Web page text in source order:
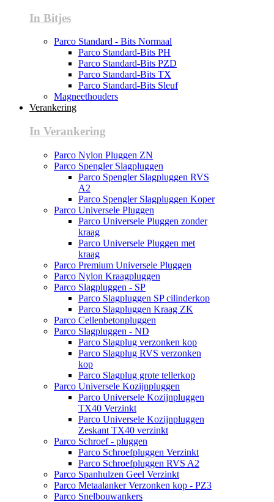
In Bitjes
Parco Standard - Bits Normaal
Parco Standard-Bits PH
Parco Standard-Bits PZD
Parco Standard-Bits TX
Parco Standard-Bits Sleuf
Magneethouders
Verankering
In Verankering
Parco Nylon Pluggen ZN
Parco Spengler Slagpluggen
Parco Spengler Slagpluggen RVS
A2
Parco Spengler Slagpluggen Koper
Parco Universele Pluggen
Parco Universele Pluggen zonder
kraag
Parco Universele Pluggen met
kraag
Parco Premium Universele Pluggen
Parco Nylon Kraagpluggen
Parco Slagpluggen - SP
Parco Slagpluggen SP cilinderkop
Parco Slagpluggen Kraag ZK
Parco Cellenbetonpluggen
Parco Slagpluggen - ND
Parco Slagplug verzonken kop
Parco Slagplug RVS verzonken
kop
Parco Slagplug grote tellerkop
Parco Universele Kozijnpluggen
Parco Universele Kozijnpluggen
TX40 Verzinkt
Parco Universele Kozijnpluggen
Zeskant TX40 verzinkt
Parco Schroef - pluggen
Parco Schroefpluggen Verzinkt
Parco Schroefpluggen RVS A2
Parco Spanhulzen Geel Verzinkt
Parco Metaalanker Verzonken kop - PZ3
Parco Snelbouwankers